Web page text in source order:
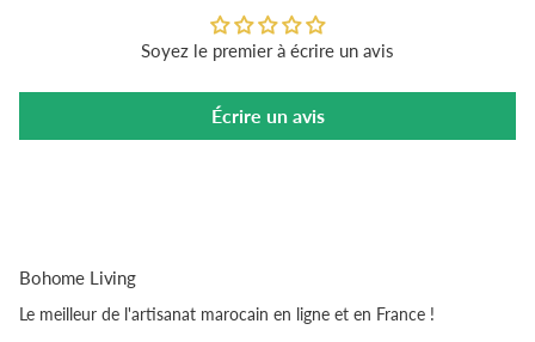
Soyez le premier à écrire un avis
Écrire un avis
Bohome Living
Le meilleur de l'artisanat marocain en ligne et en France !